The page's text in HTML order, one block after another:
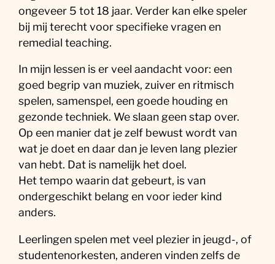
ongeveer 5 tot 18 jaar. Verder kan elke speler
bij mij terecht voor specifieke vragen en
remedial teaching.
In mijn lessen is er veel aandacht voor: een
goed begrip van muziek, zuiver en ritmisch
spelen, samenspel, een goede houding en
gezonde techniek. We slaan geen stap over.
Op een manier dat je zelf bewust wordt van
wat je doet en daar dan je leven lang plezier
van hebt. Dat is namelijk het doel.
Het tempo waarin dat gebeurt, is van
ondergeschikt belang en voor ieder kind
anders.
Leerlingen spelen met veel plezier in jeugd-, of
studentenorkesten, anderen vinden zelfs de